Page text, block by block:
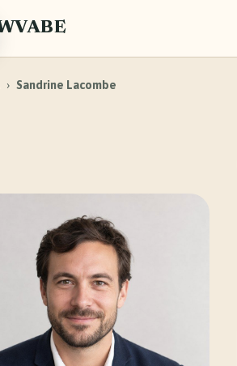
› Sandrine Lacombe